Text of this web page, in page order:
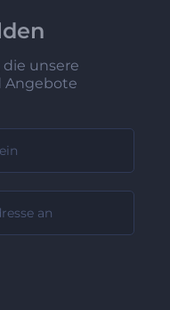
die unsere
Angebote